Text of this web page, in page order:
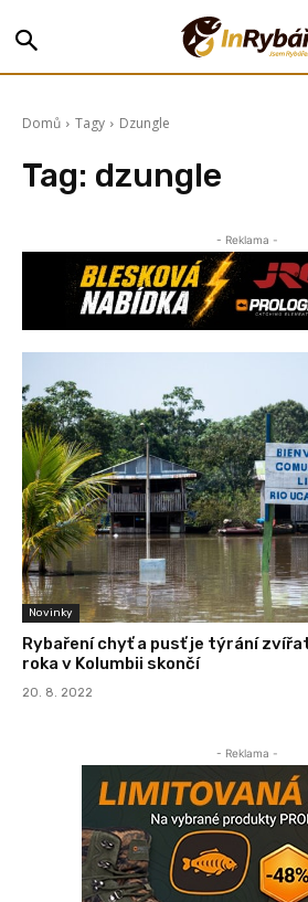
Domů Tagy Dzungle
Tag: dzungle
- Reklama -
Novinky
Rybaření chyť a pusť je týrání
roka v Kolumbii skončí
20. 8. 2022
- Reklama -